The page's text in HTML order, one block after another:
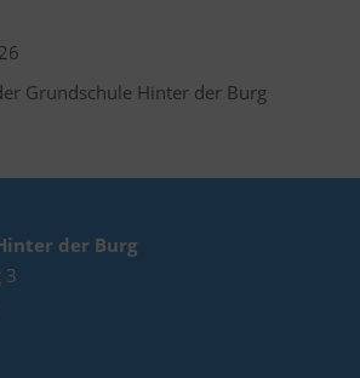
Grundschule Hinter der Burg
der Burg
3